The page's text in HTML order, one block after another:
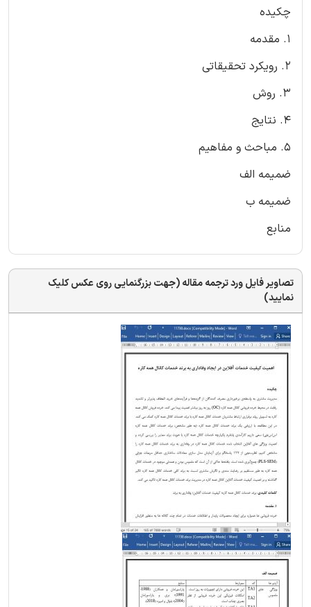
چکیده
۱. مقدمه
۲. رویکرد تحقیقاتی
3. روش
4. نتایج
۵. مباحث و مفاهیم
ضمیمه الف
ضمیمه ب
منابع
تصاویر فایل ورد ترجمه مقاله (جهت بزرگنمایی روی عکس کلیک
نمایید)